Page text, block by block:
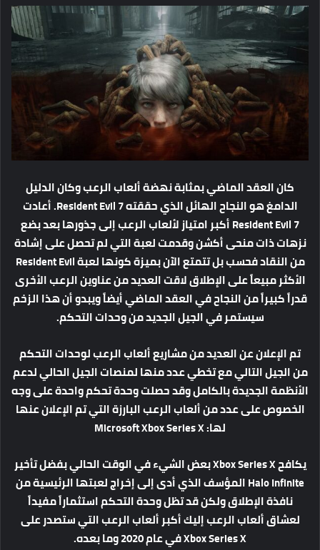
كان العقد الماضي بمثابة نهضة ألعاب الرعب وكان الدليل
الدامغ هو النجاح الهائل الذي حققته Resident Evil 7. أعادت
Resident Evil 7 أكبر امتياز لألعاب الرعب إلى جذورها بعد بضع
نزهات ذات منحى أكشن وقدمت لعبة التي لم تحصل على إشادة
من النقاد فحسب بل تتمتع الآن بميزة كونها لعبة Resident Evil
الأكثر مبيعاً على الإطلاق لاقت العديد من عناوين الرعب الأخرى
قدراً كبيراً من النجاح في العقد الماضي أيضاً ويبدو أن هذا الزخم
سيستمر في الجيل الجديد من وحدات التحكم.
تم الإعلان عن العديد من مشاريع ألعاب الرعب لوحدات التحكم
من الجيل التالي مع تخطي عدد منها لمنصات الجيل الحالي لدعم
الأنظمة الجديدة بالكامل وقد حصلت وحدة تحكم واحدة على وجه
الخصوص على عدد من ألعاب الرعب البارزة التي تم الإعلان عنها
لها: Microsoft Xbox Series X
يكافح Xbox Series X بعض الشيء في الوقت الحالي بفضل تأخير
Halo Infinite المؤسف الذي أدى إلى إخراج لعبتها الرئيسية من
نافذة الإطلاق ولكن قد تظل وحدة التحكم استثماراً مفيداً
لعشاق ألعاب الرعب إليك أكبر ألعاب الرعب التي ستصدر على
Xbox Series X في عام 2020 وما بعده.